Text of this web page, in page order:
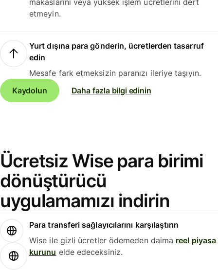
makaslarını veya yüksek işlem ücretlerini dert
etmeyin.
Yurt dışına para gönderin, ücretlerden tasarruf
edin
Mesafe fark etmeksizin paranızı ileriye taşıyın.
Kaydolun
Daha fazla bilgi edinin
Ücretsiz Wise para birimi
dönüştürücü
uygulamamızı indirin
Para transferi sağlayıcılarını karşılaştırın
Wise ile gizli ücretler ödemeden daima reel piyasa
kurunu elde edeceksiniz.